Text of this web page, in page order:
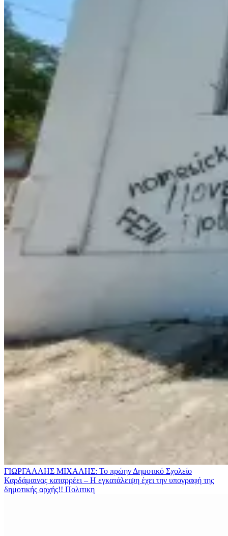
ΓΙΩΡΓΑΛΛΗΣ ΜΙΧΑΛΗΣ: Το πρώην Δημοτικό Σχολείο
Καρδάμαινας καταρρέει – Η εγκατάλειψη έχει την υπογραφή της
δημοτικής αρχής!! Πολιτικη